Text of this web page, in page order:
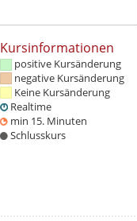
Kursinformationen
positive Kursänderung
negative Kursänderung
Keine Kursänderung
Realtime
min 15. Minuten
Schlusskurs